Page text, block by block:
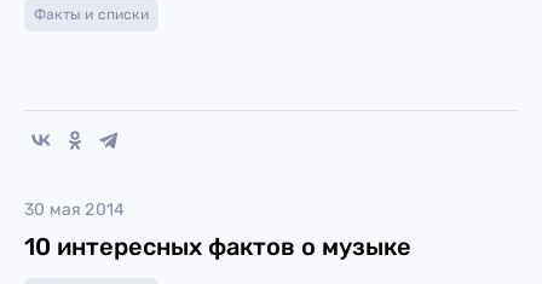
Факты и списки
30 мая 2014
10 интересных фактов о музыке